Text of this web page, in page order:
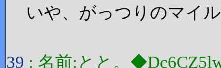
いや、がっつりのマイ
39 : 名前:とと。